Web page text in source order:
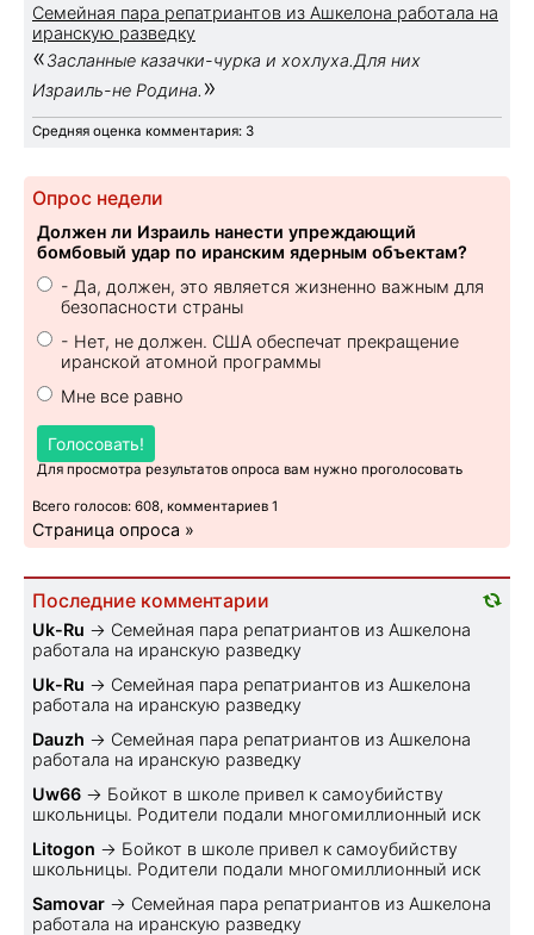
Семейная пара репатриантов из Ашкелона работала на
иранскую разведку
«Засланные казачки-чурка и хохлуха.Для них
Израиль-не Родина. »
Средняя оценка комментария: 3
Опрос недели
Должен ли Израиль нанести упреждающий
бомбовый удар по иранским ядерным объектам?
- Да, должен, это является жизненно важным для
безопасности страны
- Нет, не должен. США обеспечат прекращение
иранской атомной программы
Мне все равно
Голосовать!
Для просмотра результатов опроса вам нужно проголосовать
Всего голосов: 608, комментариев 1
Страница опроса »
Последние комментарии
Uk-Ru → Семейная пара репатриантов из Ашкелона
работала на иранскую разведку
Uk-Ru → Семейная пара репатриантов из Ашкелона
работала на иранскую разведку
Dauzh → Семейная пара репатриантов из Ашкелона
работала на иранскую разведку
Uw66 → Бойкот в школе привел к самоубийству
школьницы. Родители подали многомиллионный иск
Litogon → Бойкот в школе привел к самоубийству
школьницы. Родители подали многомиллионный иск
Samovar → Семейная пара репатриантов из Ашкелона
работала на иранскую разведку